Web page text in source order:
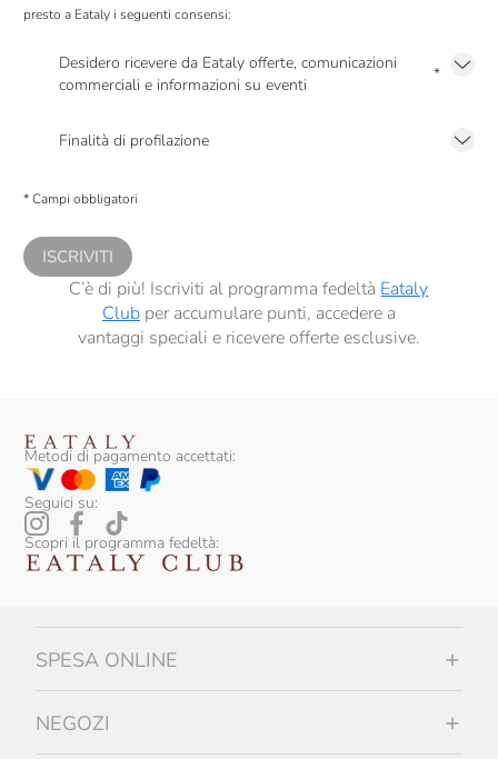
presto a Eataly i seguenti consensi:
Desidero ricevere da Eataly offerte, comunicazioni
commerciali e informazioni su eventi
*
Finalità di profilazione
comunicazioni commerciali personalizzate, in caso di consenso prestato ai
* Campi obbligatori
ISCRIVITI
C’è di più! Iscriviti al programma fedeltà Eataly
Clubper accumulare punti, accedere a
vantaggi speciali e ricevere offerte esclusive.
Metodi di pagamento accettati:
Seguici su:
Scopri il programma fedeltà:
SPESA ONLINE
NEGOZI